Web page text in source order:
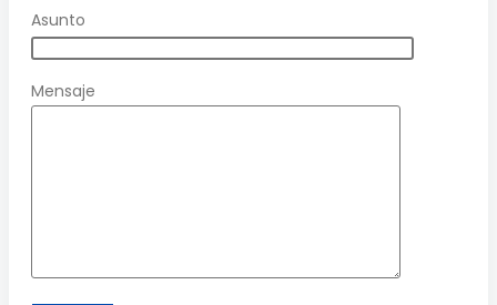
Asunto
Mensaje